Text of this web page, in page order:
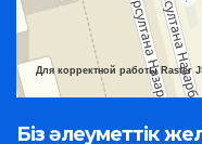
Для корректной работы Raster
Біз әлеуметтік